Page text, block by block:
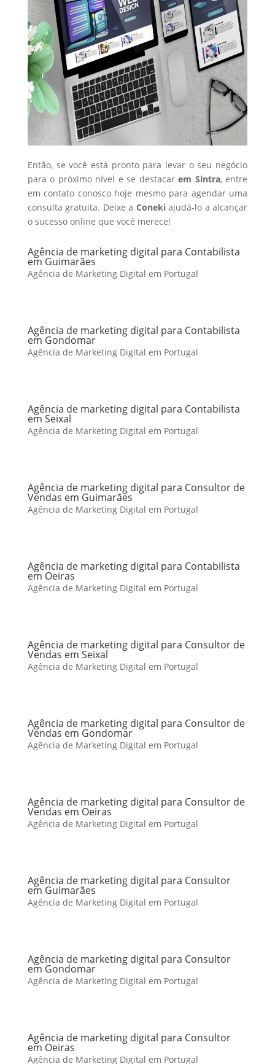
Então, se você está pronto para levar o seu negócio
para o próximo nível e se destacarem Sintra, entre
em contato conosco hoje mesmo para agendar uma
consulta gratuita. Deixe a Conekiajudá-lo a alcançar
o sucesso online que você merece!
Agência de marketing digital para Contabilista
em Guimarães
Agência de Marketing Digital em Portugal
Agência de marketing digital para Contabilista
em Gondomar
Agência de Marketing Digital em Portugal
Agência de marketing digital para Contabilista
em Seixal
Agência de Marketing Digital em Portugal
Agência de marketing digital para Consultor de
Vendas em Guimarães
Agência de Marketing Digital em Portugal
Agência de marketing digital para Contabilista
em Oeiras
Agência de Marketing Digital em Portugal
Agência de marketing digital para Consultor de
Vendas em Seixal
Agência de Marketing Digital em Portugal
Agência de marketing digital para Consultor de
Vendas em Gondomar
Agência de Marketing Digital em Portugal
Agência de marketing digital para Consultor de
Vendas em Oeiras
Agência de Marketing Digital em Portugal
Agência de marketing digital para Consultor
em Guimarães
Agência de Marketing Digital em Portugal
Agência de marketing digital para Consultor
em Gondomar
Agência de Marketing Digital em Portugal
Agência de marketing digital para Consultor
em Oeiras
Agência de Marketing Digital em Portugal